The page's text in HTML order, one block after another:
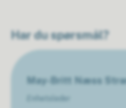
Har du spørsmål?
May-Britt Næss
Enhetsleder